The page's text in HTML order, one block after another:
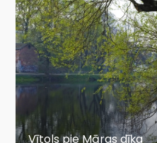
Vītols pie Māras dīķa